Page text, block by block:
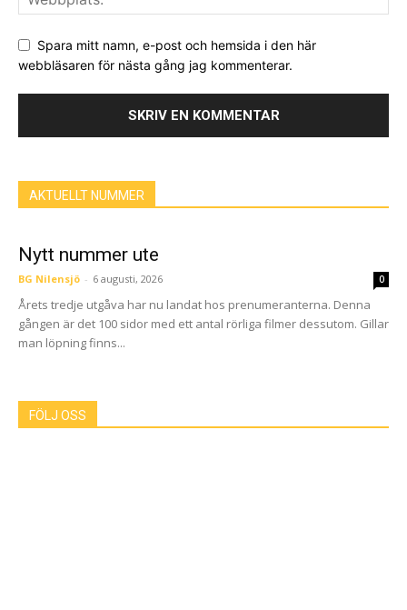
Spara mitt namn, e-post och hemsida i den här
webbläsaren för nästa gång jag kommenterar.
AKTUELLT NUMMER
Nytt nummer ute
BG Nilensjö - 6 augusti, 2026 0
Årets tredje utgåva har nu landat hos prenumeranterna. Denna
gången är det 100 sidor med ett antal rörliga filmer dessutom. Gillar
man löpning finns...
FÖLJ OSS